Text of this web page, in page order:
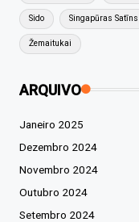
Sido Singapūras Satīns
Žemaitukai
ARQUIVO
Janeiro 2025
Dezembro 2024
Novembro 2024
Outubro 2024
Setembro 2024